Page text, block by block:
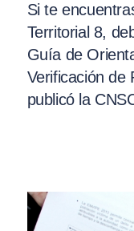
Si te
Territorial 8,
Guía de
Verificación de
publicó la